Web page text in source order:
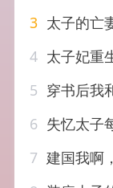
3 太子的亡妻，
4 太子妃重
5 穿书后我
6 失忆太子
7 建国我啊，当